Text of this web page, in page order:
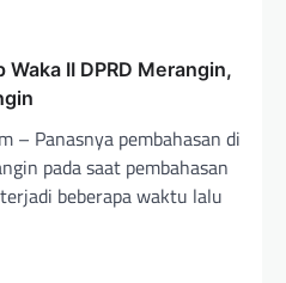
II DPRD Merangin,
– Panasnya pembahasan di
pada saat pembahasan
beberapa waktu lalu